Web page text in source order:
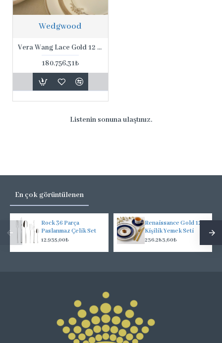
Wedgwood
Vera Wang Lace Gold 12 Kişilik Yemek Seti
180.756,31₺
Listenin sonuna ulaştınız.
En çok görüntülenen
Rock 36 Parça
Paslanmaz Çelik Set
12.935,00₺
Renaissance Gold 12
Kişilik Yemek Seti
236.283,60₺